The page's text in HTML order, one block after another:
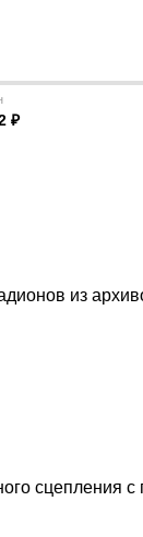
₽
из
сцепления с